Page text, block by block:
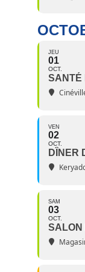
JEU
01
OCT.
SANTÉ
VEN
02
OCT.
DÎNER
SAM
03
OCT.
SALON